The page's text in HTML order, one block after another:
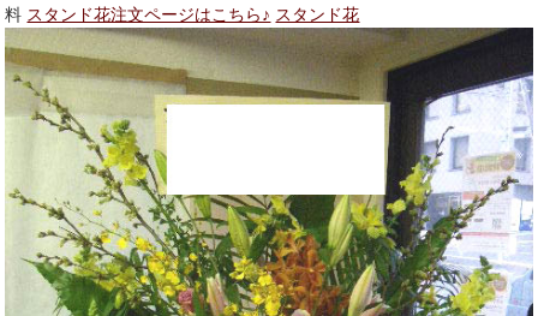
料 スタンド花注文ページはこちら♪ スタンド花